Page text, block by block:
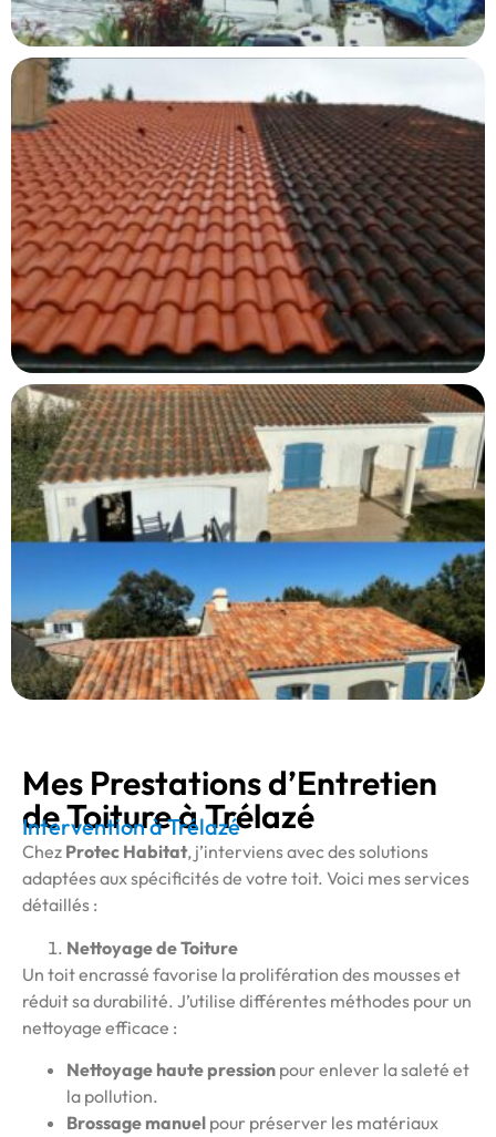
Mes Prestations d’Entretien
de Toiture à Trélazé
Intervention à Trélazé
Chez Protec Habitat, j’interviens avec des solutions
adaptées aux spécificités de votre toit. Voici mes services
détaillés :
Nettoyage de Toiture
Un toit encrassé favorise la prolifération des mousses et
réduit sa durabilité. J’utilise différentes méthodes pour un
nettoyage efficace :
Nettoyage haute pression pour enlever la saleté et
la pollution.
Brossage manuel pour préserver les matériaux